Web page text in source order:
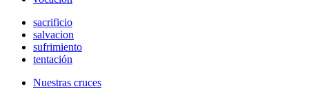
sacrificio
salvacion
sufrimiento
tentación
Nuestras cruces